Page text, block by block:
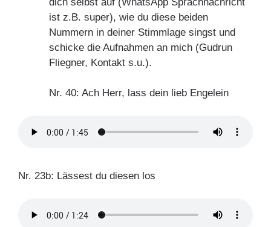
ist z.B. super), wie du diese beiden
Nummern in deiner Stimmlage singst und
schicke die Aufnahmen an mich (Gudrun
Fliegner, Kontakt s.u.).
Nr. 40: Ach Herr, lass dein lieb Engelein
Nr. 23b: Lässest du diesen los